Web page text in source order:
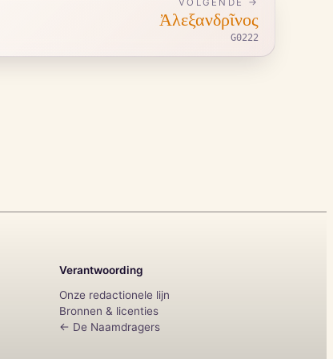
VOLGENDE →
Ἀλεξανδρῖνος
G0222
Verantwoording
Onze redactionele lijn
Bronnen & licenties
← De Naamdragers